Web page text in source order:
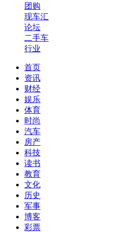
团购
现车汇
论坛
二手车
行业
首页
资讯
财经
娱乐
体育
时尚
汽车
房产
科技
读书
教育
文化
历史
军事
博客
彩票